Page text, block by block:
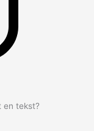
en tekst?